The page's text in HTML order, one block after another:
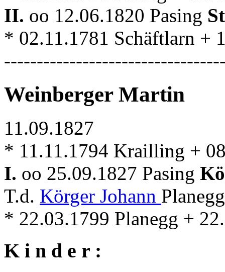
II. oo 12.06.1820 Pasing
* 02.11.1781 Schäftlarn +
Weinberger Martin
11.09.1827
* 11.11.1794 Krailling +
I. oo 25.09.1827 Pasing
T.d. Körger Johann
* 22.03.1799 Planegg +
K i n d e r :